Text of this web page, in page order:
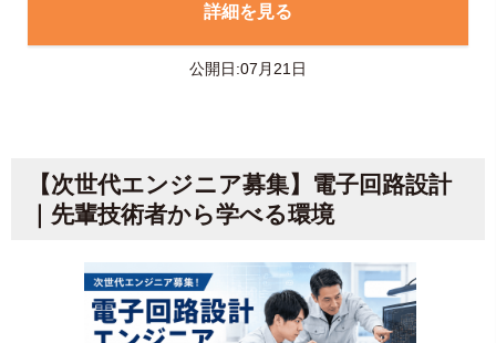
詳細を見る
公開日:07月21日
【次世代エンジニア募集】電子回路設計
｜先輩技術者から学べる環境